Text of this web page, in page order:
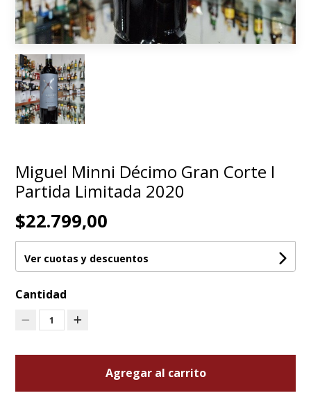
Miguel Minni Décimo Gran Corte I
Partida Limitada 2020
$22.799,00
Ver cuotas y descuentos
Cantidad
1
Agregar al carrito